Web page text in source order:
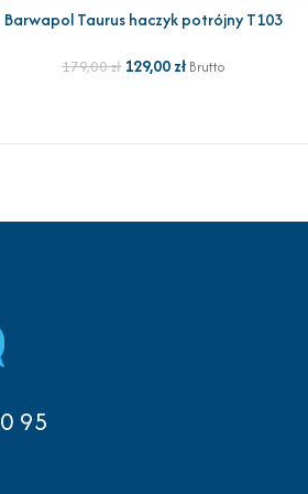
DO KOSZYKA
Barwapol Taurus haczyk potrójny T103
179,00zł 129,00zł Brutto
95